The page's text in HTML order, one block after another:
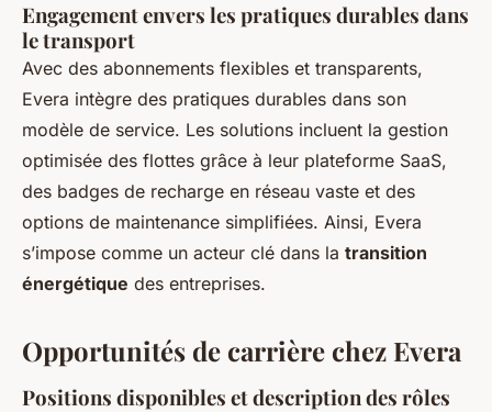
Engagement envers les pratiques durables dans
le transport
Avec des abonnements flexibles et transparents,
Evera intègre des pratiques durables dans son
modèle de service. Les solutions incluent la gestion
optimisée des flottes grâce à leur plateforme SaaS,
des badges de recharge en réseau vaste et des
options de maintenance simplifiées. Ainsi, Evera
s’impose comme un acteur clé dans la transition
énergétique des entreprises.
Opportunités de carrière chez Evera
Positions disponibles et description des rôles